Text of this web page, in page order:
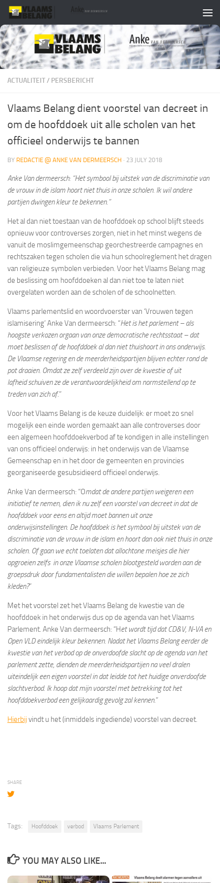
Skip to content
ACTUALITEIT/ PERSBERICHT
Vlaams Belang dient voorstel van decreet in
om de hoofddoek uit alle scholen van het
officieel onderwijs te bannen
BY REDACTIE @ ANKE VAN DERMEERSCH · 23 JULY 2018
Anke Van dermeersch: “Het symbool bij uitstek van de discriminatie van
de vrouw in de islam hoort niet thuis in onze scholen. Ik wil andere
partijen dwingen kleur te bekennen.”
Het al dan niet toestaan van de hoofddoek op school blijft steeds
opnieuw voor controverses zorgen, niet in het minst wegens de
vanuit de moslimgemeenschap georchestreerde campagnes en
rechtszaken tegen scholen die via hun schoolreglement het dragen
van religieuze symbolen verbieden. Voor het Vlaams Belang mag
de beslissing om hoofddoeken al dan niet toe te laten niet
overgelaten worden aan de scholen of de schoolnetten.
Vlaams parlementslid en woordvoerster van ‘Vrouwen tegen
islamisering’ Anke Van dermeersch: “Het is het parlement – als
hoogste verkozen orgaan van onze democratische rechtsstaat – dat
moet beslissen of de hoofddoek al dan niet thuishoort in ons onderwijs.
De Vlaamse regering en de meerderheidspartijen blijven echter rond de
pot draaien. Omdat ze zelf verdeeld zijn over de kwestie of uit
lafheid schuiven ze de verantwoordelijkheid om normstellend op te
treden van zich af.”
Voor het Vlaams Belang is de keuze duidelijk: er moet zo snel
mogelijk een einde worden gemaakt aan alle controverses door
een algemeen hoofddoekverbod af te kondigen in alle instellingen
van ons officieel onderwijs: in het onderwijs van de Vlaamse
Gemeenschap en in het door de gemeenten en provincies
georganiseerde gesubsidieerd officieel onderwijs.
Anke Van dermeersch: “Omdat de andere partijen weigeren een
initiatief te nemen, dien ik nu zelf een voorstel van decreet in dat de
hoofddoek voor eens en altijd moet bannen uit onze
onderwijsinstellingen. De hoofddoek is het symbool bij uitstek van de
discriminatie van de vrouw in de islam en hoort dan ook niet thuis in onze
scholen. Of gaan we echt toelaten dat allochtone meisjes die hier
opgroeien zelfs in onze Vlaamse scholen blootgesteld worden aan de
groepsdruk door fundamentalisten die willen bepalen hoe ze zich
kleden?”
Met het voorstel zet het Vlaams Belang de kwestie van de
hoofddoek in het onderwijs dus op de agenda van het Vlaams
Parlement. Anke Van dermeersch: “Het wordt tijd dat CD&V, N-VA en
Open VLD eindelijk kleur bekennen. Nadat het Vlaams Belang eerder de
kwestie van het verbod op de onverdoofde slacht op de agenda van het
parlement zette, dienden de meerderheidspartijen na veel dralen
uiteindelijk een eigen voorstel in dat leidde tot het huidige onverdoofde
slachtverbod. Ik hoop dat mijn voorstel met betrekking tot het
hoofddoekverbod een gelijkaardig gevolg zal kennen.”
Hierbij vindt u het (inmiddels ingediende) voorstel van decreet.
SHARE
Tags: Hoofddoek verbod Vlaams Parlement
YOU MAY ALSO LIKE...